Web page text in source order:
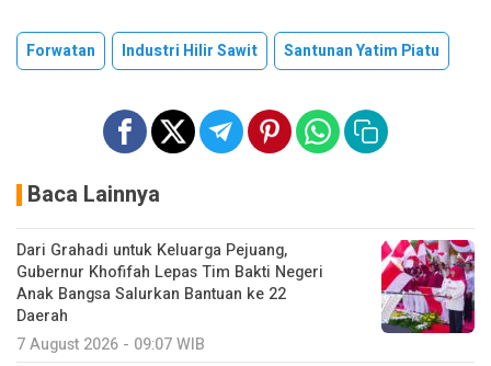
Forwatan Industri Hilir Sawit Santunan Yatim Piatu
Baca Lainnya
Dari Grahadi untuk Keluarga Pejuang,
Gubernur Khofifah Lepas Tim Bakti Negeri
Anak Bangsa Salurkan Bantuan ke 22
Daerah
7 August 2026 - 09:07 WIB